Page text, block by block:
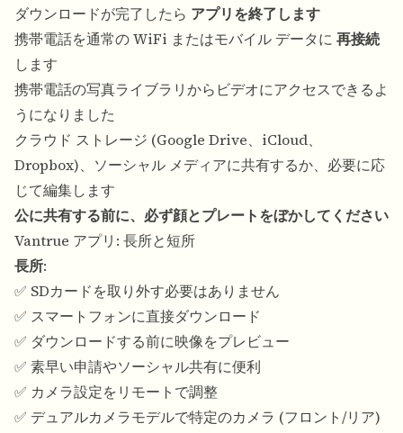
ダウンロードが完了したら アプリを終了します
携帯電話を通常の WiFi またはモバイル データに 再接続
します
携帯電話の写真ライブラリからビデオにアクセスできるよ
うになりました
クラウド ストレージ (Google Drive、iCloud、
Dropbox)、ソーシャル メディアに共有するか、必要に応
じて編集します
公に共有する前に、必ず顔とプレートをぼかしてください
Vantrue アプリ: 長所と短所
長所:
✅ SDカードを取り外す必要はありません
✅ スマートフォンに直接ダウンロード
✅ ダウンロードする前に映像をプレビュー
✅ 素早い申請やソーシャル共有に便利
✅ カメラ設定をリモートで調整
✅ デュアルカメラモデルで特定のカメラ (フロント/リア)